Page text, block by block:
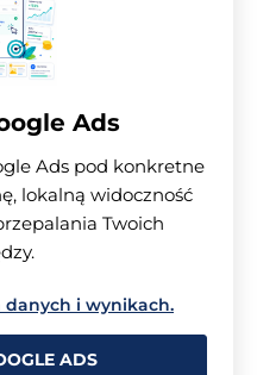
Ads
Ads pod konkretne
lokalną widoczność
Twoich
danych i wynikach.
ADS